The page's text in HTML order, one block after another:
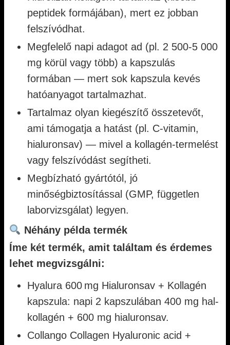
peptidek formájában), mert ez jobban
felszívódhat.
Megfelelő napi adagot ad (pl. 2 500-5 000
mg körül vagy több) a kapszulás
formában — mert sok kapszula kevés
hatóanyagot tartalmazhat.
Tartalmaz olyan kiegészítő összetevőt,
ami támogatja a hatást (pl. C-vitamin,
hialuronsav) — mivel a kollagén-termelést
vagy felszívódást segítheti.
Megbízható gyártótól, jó
minőségbiztosítással (GMP, független
laborvizsgálat) legyen.
Néhány példa termék
Íme két termék, amit találtam és érdemes
lehet megvizsgálni:
Hyalura 600 mg Hialuronsav + Kollagén
kapszula: napi 2 kapszulában 400 mg hal-
kollagén + 600 mg hialuronsav.
Collango Collagen Hyaluronic acid +